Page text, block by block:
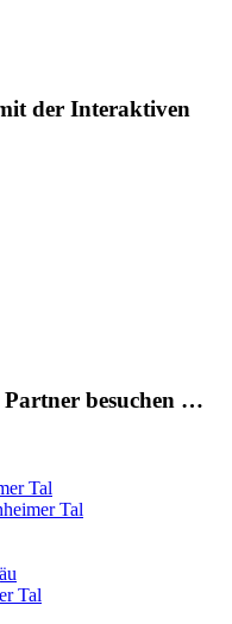
der Interaktiven
Partner besuchen …
Tal
Tal
Tal